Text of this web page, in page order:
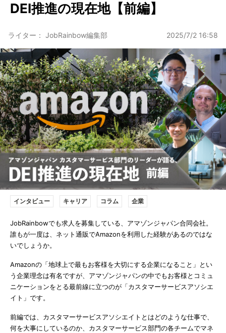
DEI推進の現在地【前編】
ライター： JobRainbow編集部 2025/7/2 16:58
インタビュー キャリア コラム 企業
JobRainbowでも求人を募集している、アマゾンジャパン合同会社。
誰もが一度は、ネット通販でAmazonを利用した経験があるのではな
いでしょうか。
Amazonの「地球上で最もお客様を大切にする企業になること」とい
う企業理念は有名ですが、アマゾンジャパンの中でもお客様とコミュ
ニケーションをとる最前線に立つのが「カスタマーサービスアソシエ
イト」です。
前編では、カスタマーサービスアソシエイトとはどのような仕事で、
何を大事にしているのか、カスタマーサービス部門の各チームでマネ